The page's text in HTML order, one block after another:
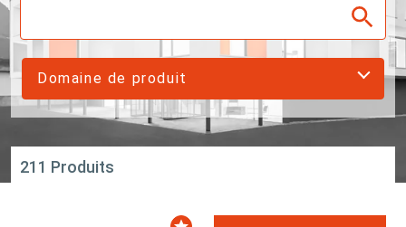
Domaine de produit
211 Produits